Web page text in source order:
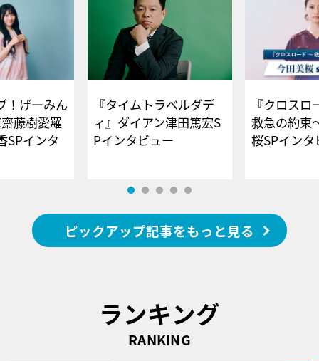
！げーみん
藤樹愛羅
SPインタ
『タイムトラベルダデ
ィ』ダイアン津田篤宏S
Pインタビュー
『クロス
救急の約束
桜SPイ
ピックアップ記事をもっと見る
ランキング
RANKING